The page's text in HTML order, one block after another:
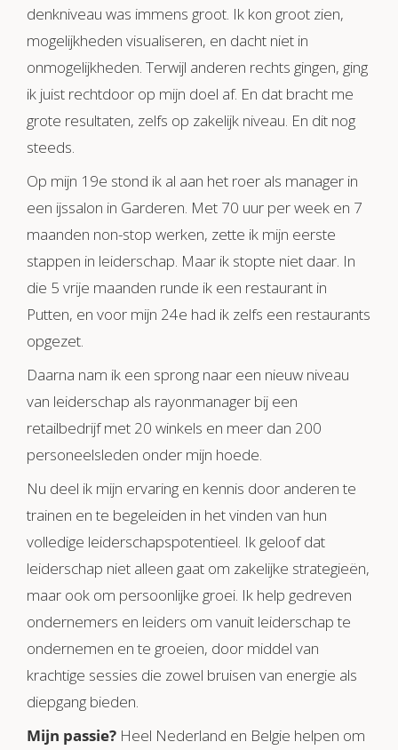
denkniveau was immens groot. Ik kon groot zien,
mogelijkheden visualiseren, en dacht niet in
onmogelijkheden. Terwijl anderen rechts gingen, ging
ik juist rechtdoor op mijn doel af. En dat bracht me
grote resultaten, zelfs op zakelijk niveau. En dit nog
steeds.
Op mijn 19e stond ik al aan het roer als manager in
een ijssalon in Garderen. Met 70 uur per week en 7
maanden non-stop werken, zette ik mijn eerste
stappen in leiderschap. Maar ik stopte niet daar. In
die 5 vrije maanden runde ik een restaurant in
Putten, en voor mijn 24e had ik zelfs een restaurants
opgezet.
Daarna nam ik een sprong naar een nieuw niveau
van leiderschap als rayonmanager bij een
retailbedrijf met 20 winkels en meer dan 200
personeelsleden onder mijn hoede.
Nu deel ik mijn ervaring en kennis door anderen te
trainen en te begeleiden in het vinden van hun
volledige leiderschapspotentieel. Ik geloof dat
leiderschap niet alleen gaat om zakelijke strategieën,
maar ook om persoonlijke groei. Ik help gedreven
ondernemers en leiders om vanuit leiderschap te
ondernemen en te groeien, door middel van
krachtige sessies die zowel bruisen van energie als
diepgang bieden.
Mijn passie? Heel Nederland en Belgie helpen om